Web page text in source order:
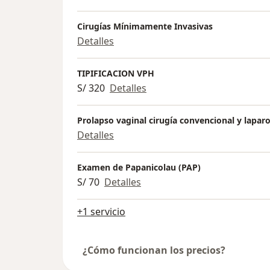
Cirugías Mínimamente Invasivas
Detalles
TIPIFICACION VPH
S/ 320 Detalles
Prolapso vaginal cirugía convencional y
Detalles
Examen de Papanicolau (PAP)
S/ 70 Detalles
+1 servicio
¿Cómo funcionan los precios?